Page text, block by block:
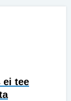
ei tee